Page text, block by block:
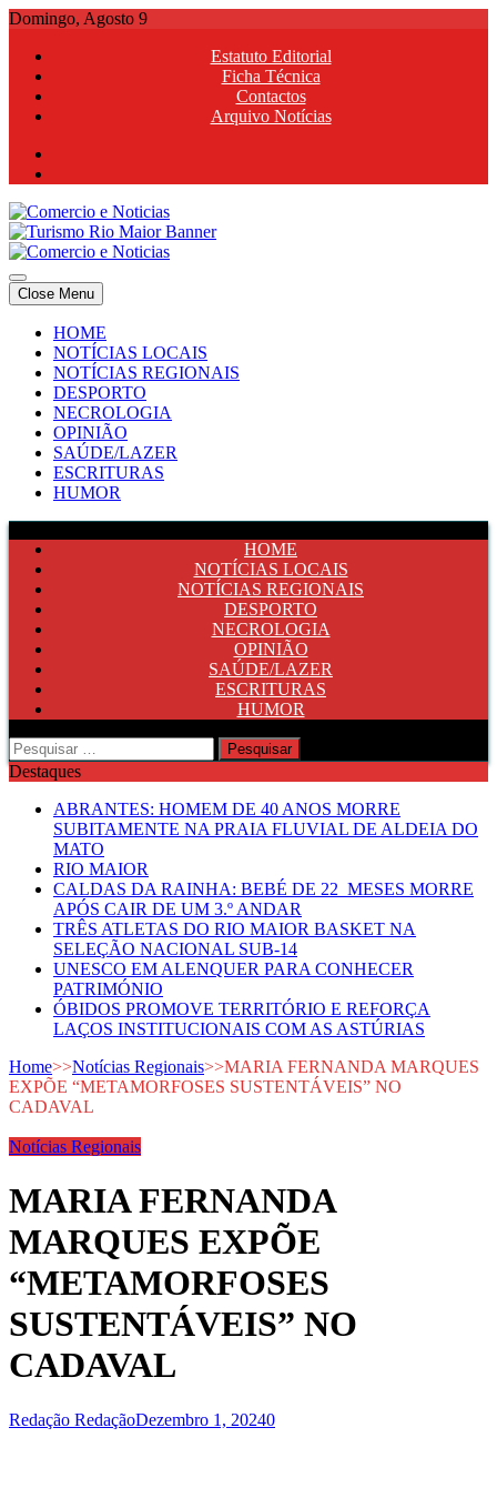
Skip
content
Domingo, Agosto 9
Estatuto Editorial
Ficha Técnica
Contactos
Arquivo Notícias
Comercio e Noticias
Notícias e Publicidade Online
Comercio e Noticias
Notícias e Publicidade Online
Close Menu
HOME
NOTÍCIAS LOCAIS
NOTÍCIAS REGIONAIS
DESPORTO
NECROLOGIA
OPINIÃO
SAÚDE/LAZER
ESCRITURAS
HUMOR
HOME
NOTÍCIAS LOCAIS
NOTÍCIAS REGIONAIS
DESPORTO
NECROLOGIA
OPINIÃO
SAÚDE/LAZER
ESCRITURAS
HUMOR
Pesquisar
por:
Destaques
ABRANTES: HOMEM DE 40 ANOS MORRE
SUBITAMENTE NA PRAIA FLUVIAL DE ALDEIA DO
MATO
RIO MAIOR
CALDAS DA RAINHA: BEBÉ DE 22 MESES MORRE
APÓS CAIR DE UM 3.º ANDAR
TRÊS ATLETAS DO RIO MAIOR BASKET NA
SELEÇÃO NACIONAL SUB-14
UNESCO EM ALENQUER PARA CONHECER
PATRIMÓNIO
ÓBIDOS PROMOVE TERRITÓRIO E REFORÇA
LAÇOS INSTITUCIONAIS COM AS ASTÚRIAS
Home>>Notícias Regionais>>MARIA FERNANDA MARQUES
EXPÕE “METAMORFOSES SUSTENTÁVEIS” NO
CADAVAL
Notícias Regionais
MARIA FERNANDA
MARQUES EXPÕE
“METAMORFOSES
SUSTENTÁVEIS” NO
CADAVAL
Redação RedaçãoDezembro 1, 20240